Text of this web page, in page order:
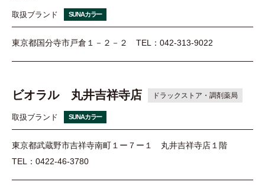
取扱ブランド SUNAカラー
東京都国分寺市戸倉１－２－２ TEL：042-313-9022
ビオラル 丸井吉祥寺店 ドラックストア・調剤薬局
取扱ブランド SUNAカラー
東京都武蔵野市吉祥寺南町１ー７ー１ 丸井吉祥寺店１階
TEL：0422-46-3780